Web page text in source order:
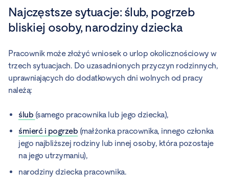
Najczęstsze sytuacje: ślub, pogrzeb
bliskiej osoby, narodziny dziecka
Pracownik może złożyć wniosek o urlop okolicznościowy w
trzech sytuacjach. Do uzasadnionych przyczyn rodzinnych,
uprawniających do dodatkowych dni wolnych od pracy
należą:
ślub (samego pracownika lub jego dziecka),
śmierć i pogrzeb (małżonka pracownika, innego członka
jego najbliższej rodziny lub innej osoby, która pozostaje
na jego utrzymaniu),
narodziny dziecka pracownika.